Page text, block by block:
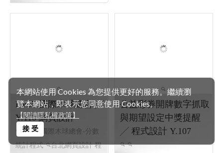
本網站使用 Cookies 為您提供更好的服務。繼續瀏
覽本網站，即表示您同意使用 Cookies。
【閱讀隱私權政策】
接 受
高雄網頁設計 客制網頁程式
五根烤肉網 │宜蘭網頁
設計
攤位活動投票系統
│112 高雄網頁設計 高